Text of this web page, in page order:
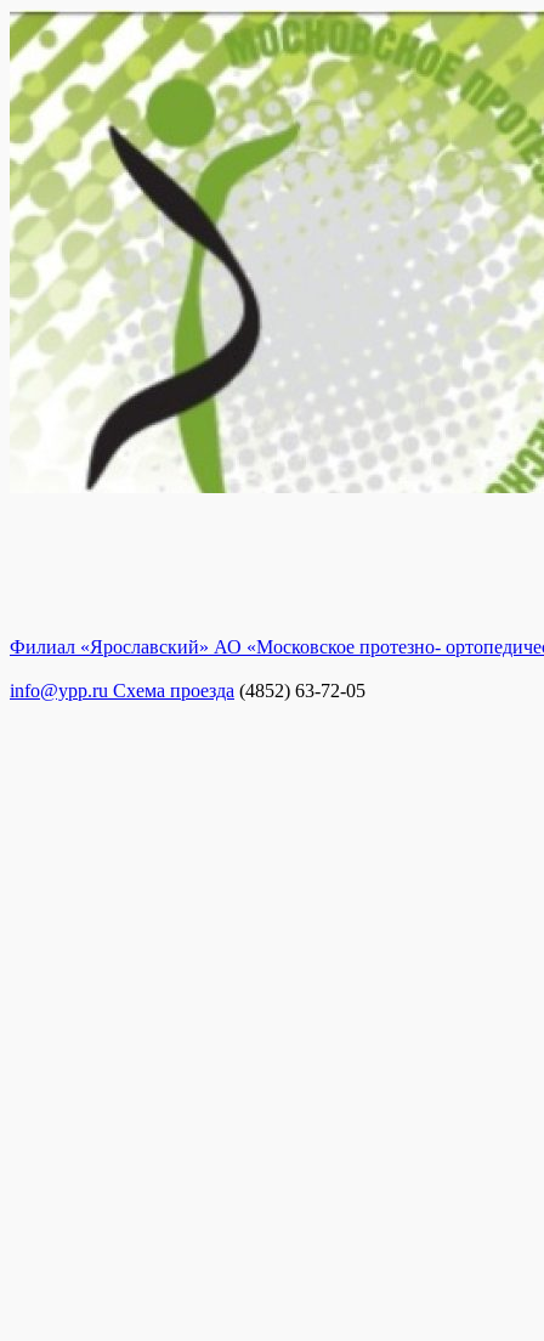
Филиал «Ярославский» АО «Московское протезно-
info@ypp.ru Схема проезда (4852) 63-72-05